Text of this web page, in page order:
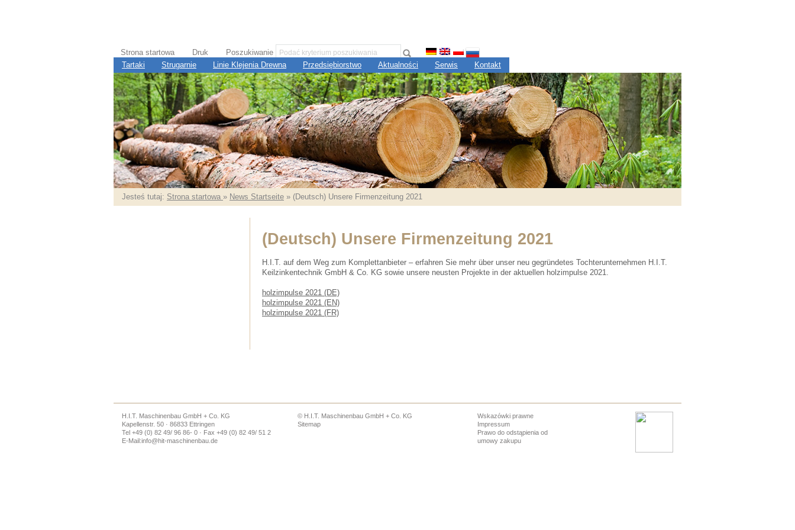
Strona startowa Druk
Poszukiwanie
Tartaki
Strugarnie Linie Klejenia Drewna Przedsiębiorstwo Aktualności Serwis Kontakt
Jesteś tutaj: Strona startowa » News Startseite » (Deutsch) Unsere Firmenzeitung 2021
(Deutsch) Unsere Firmenzeitung 2021
H.I.T. auf dem Weg zum Komplettanbieter – erfahren Sie mehr über unser neu gegründetes Tochterunternehmen H.I.T.
Keilzinkentechnik GmbH & Co. KG sowie unsere neusten Projekte in der aktuellen holzimpulse 2021.
holzimpulse 2021 (DE)
holzimpulse 2021 (EN)
holzimpulse 2021 (FR)
H.I.T. Maschinenbau GmbH + Co. KG
Kapellenstr. 50 · 86833 Ettringen
Tel +49 (0) 82 49/ 96 86- 0 · Fax +49 (0) 82 49/ 51 2
E-Mail:info@hit-maschinenbau.de
© H.I.T. Maschinenbau GmbH + Co. KG
Sitemap
Wskazówki prawne
Impressum
Prawo do odstąpienia od
umowy zakupu